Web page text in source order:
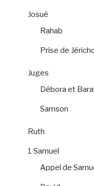
Josué
Rahab
Prise de
Juges
Débora et
Samson
Ruth
1 Samuel
Appel de